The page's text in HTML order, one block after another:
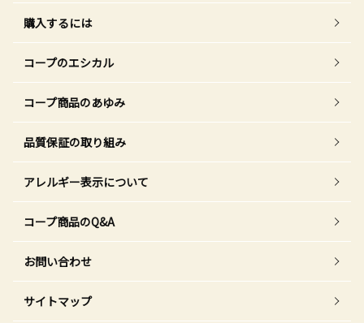
購入するには
コープのエシカル
コープ商品のあゆみ
品質保証の取り組み
アレルギー表示について
コープ商品のQ&A
お問い合わせ
サイトマップ